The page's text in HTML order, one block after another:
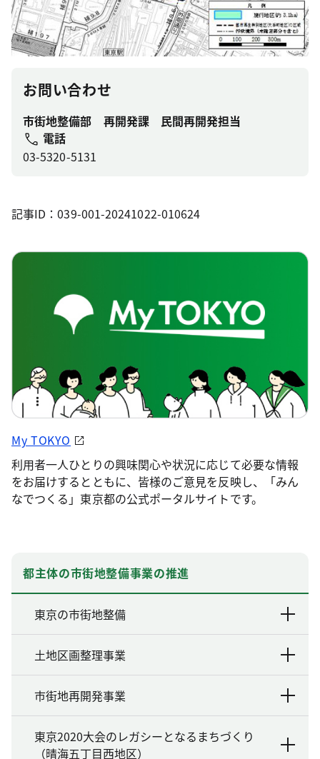
お問い合わせ
市街地整備部 再開発課 民間再開発担当
電話
03-5320-5131
記事ID：039-001-20241022-010624
My TOKYO
利用者一人ひとりの興味関心や状況に応じて必要な情報
をお届けするとともに、皆様のご意見を反映し、「みん
なでつくる」東京都の公式ポータルサイトです。
都主体の市街地整備事業の推進
東京の市街地整備
土地区画整理事業
市街地再開発事業
東京2020大会のレガシーとなるまちづくり
（晴海五丁目西地区）